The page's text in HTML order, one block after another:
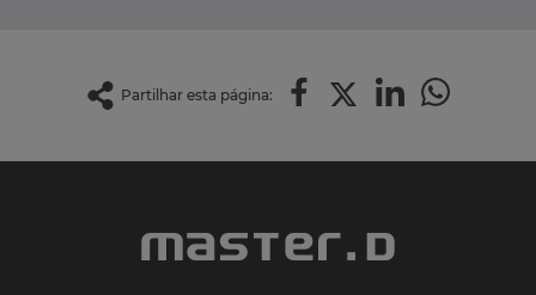
Partilhar esta página: